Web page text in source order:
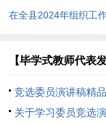
在全县2024年组织工
【毕学式教师代表
竞选委员演讲稿精
共4655字)
关于学习委员竞选